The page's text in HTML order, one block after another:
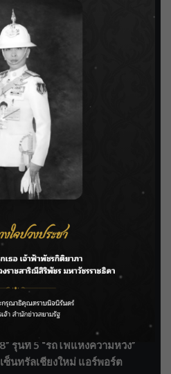
VARIETY
ร์ผักตบชวา-ติดตั้งเครื่องสูบน้ำ
จ คว้ารางวัลใหญ่ Weibo
ใจ
ำ 24 ชม. รับมือฝนสิงหาคม
รุ่นที่ 5 “รถไฟแห่งความหวัง”
นทรัลเชียงใหม่ แอร์พอร์ต